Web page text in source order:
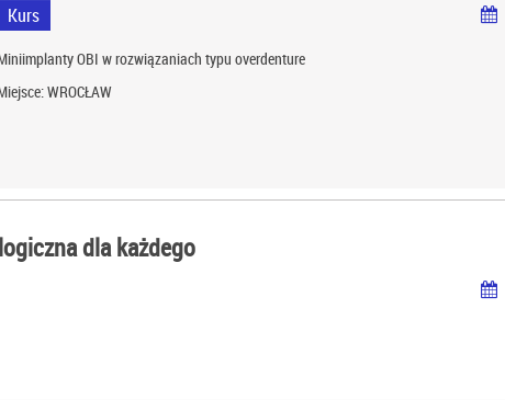
Kurs
OBI w rozwiązaniach typu overdenture
WROCŁAW
dla każdego